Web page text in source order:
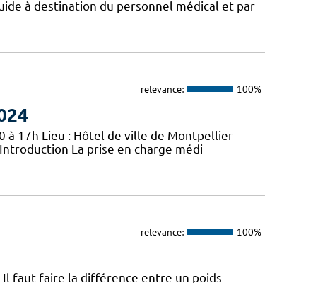
à destination du personnel médical et par
relevance: 100%
à 17h Lieu : Hôtel de ville de Montpellier
La prise en charge médi
relevance: 100%
faut faire la différence entre un poids